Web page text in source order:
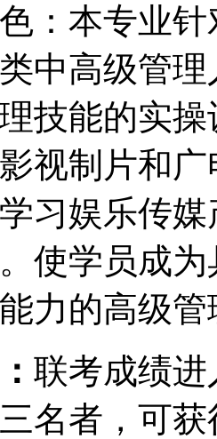
本专业针
中高级管
技能的实
视制片和
习娱乐传
使学员成
力的高级
联考成绩
名者，可